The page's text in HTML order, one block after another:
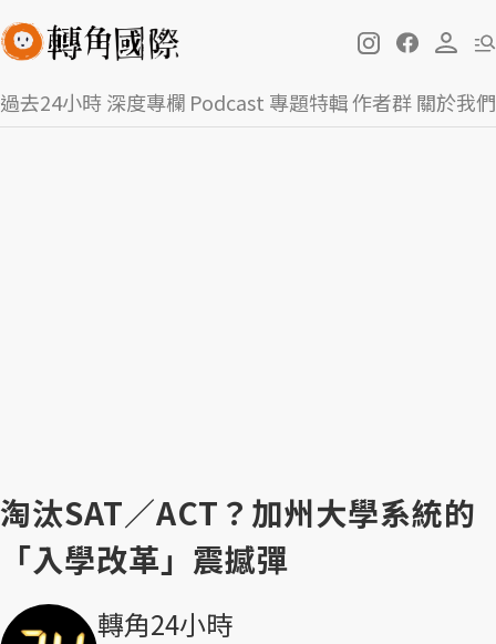
過去24小時深度專欄 Podcast 專題特輯作者群關於我們
淘汰SAT／ACT？加州大學系統的
「入學改革」震撼彈
轉角24小時